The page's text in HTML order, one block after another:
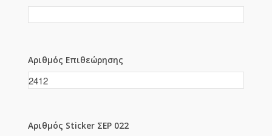
Αριθμός Επιθεώρησης
Αριθμός Sticker ΣΕΡ 022